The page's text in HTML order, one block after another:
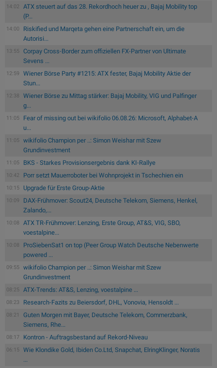
14:02
ATX steuert auf das 28. Rekordhoch heuer zu , Bajaj Mobility top
(P...
14:00
Riskified und Marqeta gehen eine Partnerschaft ein, um die
Autorisi...
13:55
Corpay Cross-Border zum offiziellen FX-Partner von Ultimate
Sevens ...
12:59
Wiener Börse Party #1215: ATX fester, Bajaj Mobility Aktie der
Stun...
12:38
Wiener Börse zu Mittag stärker: Bajaj Mobility, VIG und Palfinger
g...
11:05
Fear of missing out bei wikifolio 06.08.26: Microsoft, Alphabet-A
u...
11:05
wikifolio Champion per ..: Simon Weishar mit Szew
Grundinvestment
11:05 BKS - Starkes Provisionsergebnis dank KI-Rallye
10:42 Porr setzt Mauerroboter bei Wohnprojekt in Tschechien ein
10:15 Upgrade für Erste Group-Aktie
10:09
DAX-Frühmover: Scout24, Deutsche Telekom, Siemens, Henkel,
Zalando,...
10:08
ATX TR-Frühmover: Lenzing, Erste Group, AT&S, VIG, SBO,
voestalpine...
10:08
ProSiebenSat1 on top (Peer Group Watch Deutsche Nebenwerte
powered ...
09:55
wikifolio Champion per ..: Simon Weishar mit Szew
Grundinvestment
08:25 ATX-Trends: AT&S, Lenzing, voestalpine ...
08:23 Research-Fazits zu Beiersdorf, DHL, Vonovia, Hensoldt ...
08:21
Guten Morgen mit Bayer, Deutsche Telekom, Commerzbank,
Siemens, Rhe...
08:17 Kontron - Auftragsbestand auf Rekord-Niveau
06:15
Wie Klondike Gold, Ibiden Co.Ltd, Snapchat, ElringKlinger, Noratis
...